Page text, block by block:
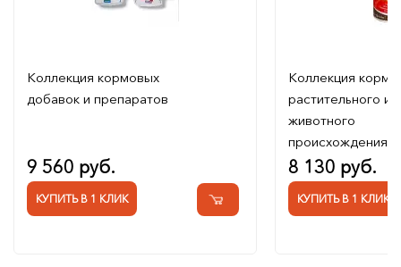
Коллекция кормовых
добавок и препаратов
9 560 руб.
КУПИТЬ В 1 КЛИК
Коллекция
растительного и
животного
происхождения
8 130 руб.
КУПИТЬ В 1 КЛИК